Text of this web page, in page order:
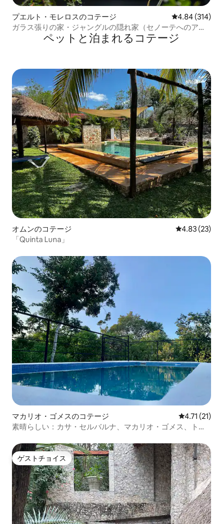
プエルト・モレロスのコテージ レビュー314
4.84 (314)
ガラス張りの家・ジャングルの隠れ家（セノーテへのアク
セスあり）ペットと泊まれるコテージ
オムンのコテージ レビュー23
4.83 (23)
「Quinta Luna」
マカリオ・ゴメスのコテージ レビュー21
4.71 (21)
素晴らしい：カサ・セルバルナ、マカリオ・ゴメス、トゥ
ゲストチョイス
ゲストチョイス